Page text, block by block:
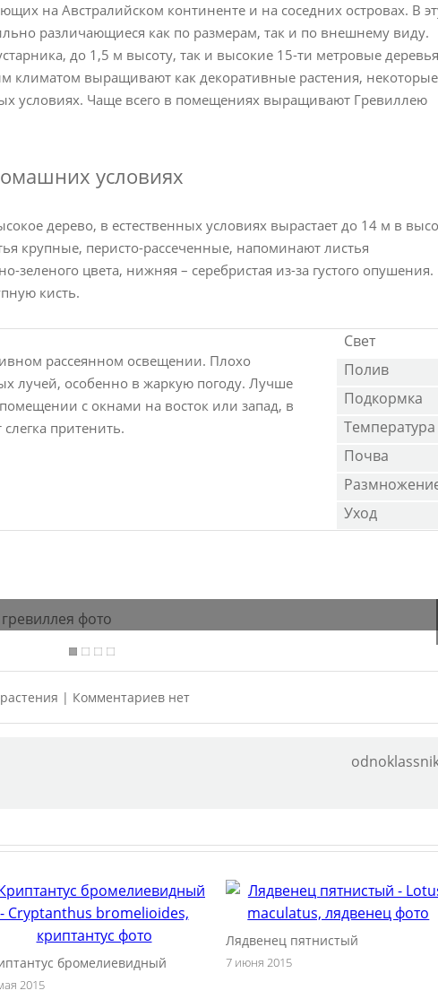
на Австралийском континенте и на соседних островах. В
различающиеся как по размерам, так и по внешнему виду.
до 1,5 м высоту, так и высокие 15-ти метровые
климатом выращивают как декоративные растения, некоторые
условиях. Чаще всего в помещениях выращивают Гревиллею
условиях
дерево, в естественных условиях вырастает до 14 м в
крупные, перисто-рассеченные, напоминают листья
зеленого цвета, нижняя – серебристая из-за густого опушения.
кисть.
Свет
Полив
Подкормка
Температура
Почва
Уход
рассеянном освещении. Плохо
лучей, особенно в жаркую погоду. Лучше
с окнами на восток или запад, в
притенить.
| Комментариев нет
бромелиевидный
2015
Лядвенец пятнистый
7 июня 2015